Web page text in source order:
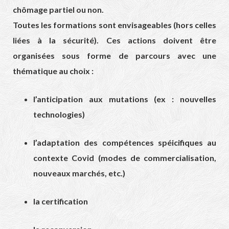
chômage partiel ou non.
Toutes les formations sont envisageables (hors celles
liées à la sécurité). Ces actions doivent être
organisées sous forme de parcours avec une
thématique au choix :
l’anticipation aux mutations (ex : nouvelles
technologies)
l’adaptation des compétences spéicifiques au
contexte Covid (modes de commercialisation,
nouveaux marchés, etc.)
la certification